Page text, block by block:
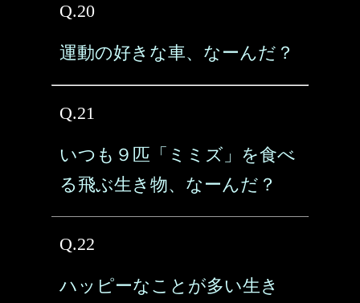
Q.20
運動の好きな車、なーんだ？
Q.21
いつも９匹「ミミズ」を食べ
る飛ぶ生き物、なーんだ？
Q.22
ハッピーなことが多い生き